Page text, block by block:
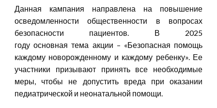
Данная кампания направлена на повышение
осведомленности общественности в вопросах
безопасности пациентов. В 2025
году основная тема акции – «Безопасная помощь
каждому новорожденному и каждому ребенку». Ее
участники призывают принять все необходимые
меры, чтобы не допустить вреда при оказании
педиатрической и неонатальной помощи.